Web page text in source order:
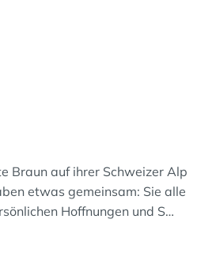
Braun auf ihrer Schweizer Alp
etwas gemeinsam: Sie alle
Hoffnungen und S…